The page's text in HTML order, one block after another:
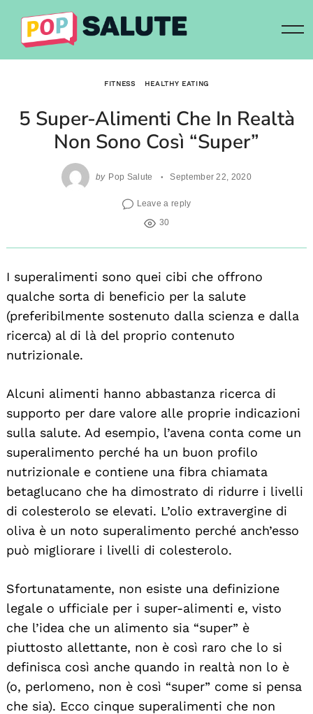
content
FITNESS HEALTHY EATING
5 Super-Alimenti Che In Realtà
Non Sono Così “super”
by Pop Salute September 22, 2020
Leave a reply
30
I superalimenti sono quei cibi che offrono
qualche sorta di beneficio per la salute
(preferibilmente sostenuto dalla scienza e dalla
ricerca) al di là del proprio contenuto
nutrizionale.
Alcuni alimenti hanno abbastanza ricerca di
supporto per dare valore alle proprie indicazioni
sulla salute. Ad esempio, l’avena conta come un
superalimento perché ha un buon profilo
nutrizionale e contiene una fibra chiamata
betaglucano che ha dimostrato di ridurre i livelli
di colesterolo se elevati. L’olio extravergine di
oliva è un noto superalimento perché anch’esso
può migliorare i livelli di colesterolo.
Sfortunatamente, non esiste una definizione
legale o ufficiale per i super-alimenti e, visto
che l’idea che un alimento sia “super” è
piuttosto allettante, non è così raro che lo si
definisca così anche quando in realtà non lo è
(o, perlomeno, non è così “super” come si pensa
che sia). Ecco cinque superalimenti che non